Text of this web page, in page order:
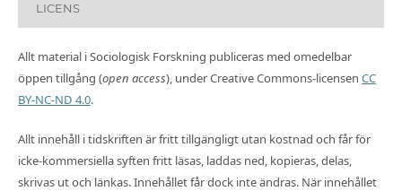
LICENS
Allt material i Sociologisk Forskning publiceras med omedelbar
öppen tillgång (open access), under Creative Commons-licensen CC
BY-NC-ND 4.0.
Allt innehåll i tidskriften är fritt tillgängligt utan kostnad och får för
icke-kommersiella syften fritt läsas, laddas ned, kopieras, delas,
skrivas ut och länkas. Innehållet får dock inte ändras. När innehållet